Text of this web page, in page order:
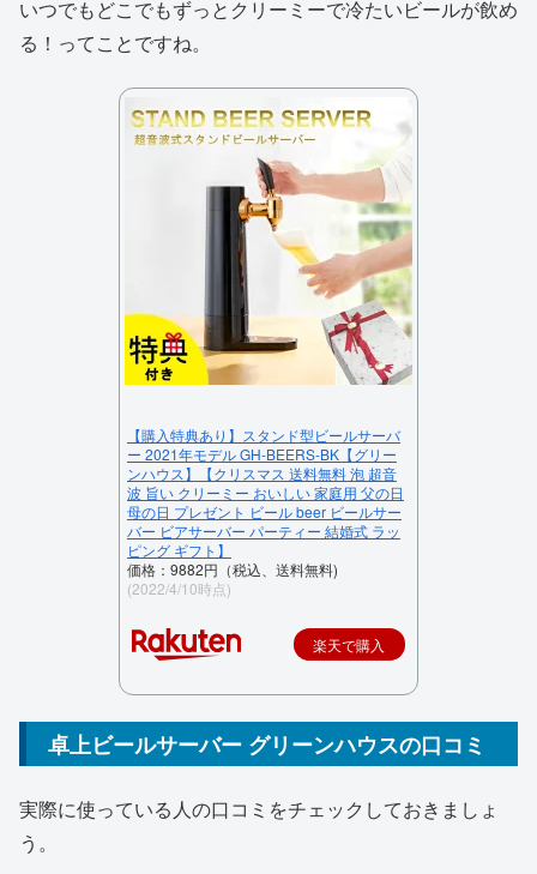
いつでもどこでもずっとクリーミーで冷たいビールが飲め
る！ってことですね。
【購入特典あり】スタンド型ビールサーバ
ー 2021年モデル GH-BEERS-BK【グリー
ンハウス】【クリスマス 送料無料 泡 超音
波 旨い クリーミー おいしい 家庭用 父の日
母の日 プレゼント ビール beer ビールサー
バー ビアサーバー パーティー 結婚式 ラッ
ピング ギフト】
価格：9882円（税込、送料無料)
(2022/4/10時点)
楽天で購入
卓上ビールサーバー グリーンハウスの口コミ
実際に使っている人の口コミをチェックしておきましょ
う。